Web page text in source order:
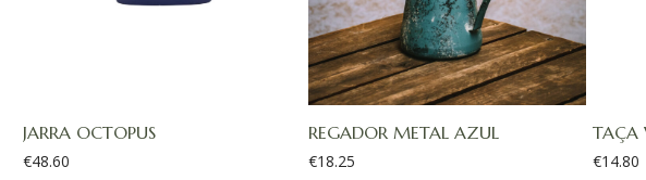
JARRA OCTOPUS
€48.60
REGADOR METAL AZUL
€18.25
TAÇA
€14.80